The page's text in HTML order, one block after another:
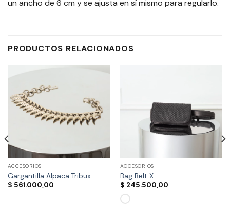
un ancho de 6 cm y se ajusta en sí mismo para regularlo.
PRODUCTOS RELACIONADOS
ACCESORIOS
Gargantilla Alpaca Tribux
$ 561.000,00
ACCESORIOS
Bag Belt X.
$ 245.500,00